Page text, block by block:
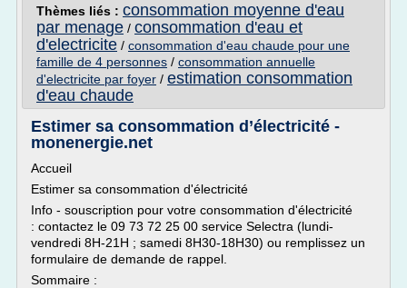
Thèmes liés : consommation moyenne d'eau
par menage / consommation d'eau et
d'electricite / consommation d'eau chaude pour une
famille de 4 personnes / consommation annuelle
d'electricite par foyer / estimation consommation
d'eau chaude
Estimer sa consommation d’électricité -
monenergie.net
Accueil
Estimer sa consommation d'électricité
Info - souscription pour votre consommation d'électricité
: contactez le 09 73 72 25 00 service Selectra (lundi-
vendredi 8H-21H ; samedi 8H30-18H30) ou remplissez un
formulaire de demande de rappel.
Sommaire :